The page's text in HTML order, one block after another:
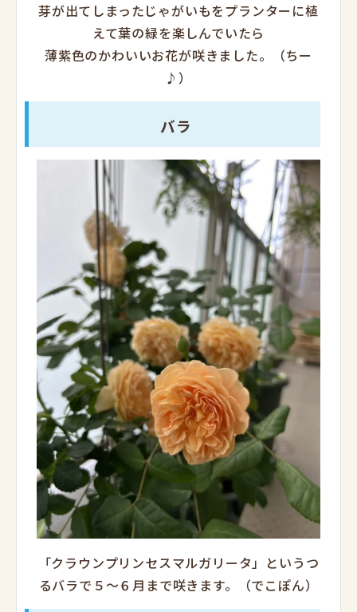
芽が出てしまったじゃがいもをプランターに植
えて葉の緑を楽しんでいたら
薄紫色のかわいいお花が咲きました。（ちー
♪）
バラ
「クラウンプリンセスマルガリータ」というつ
るバラで５～６月まで咲きます。（でこぽん）